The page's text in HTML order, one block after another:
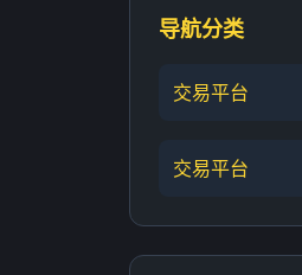
导航分类
交易平台
交易平台